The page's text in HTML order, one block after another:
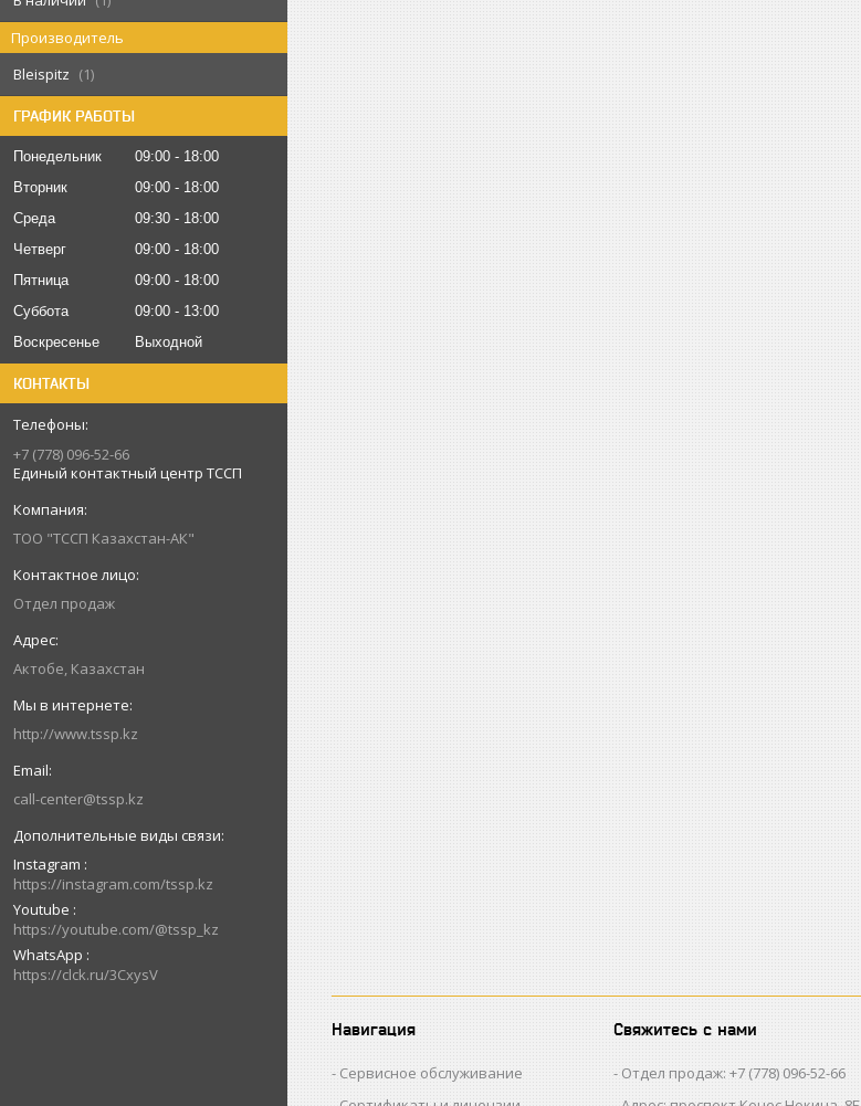
Производитель
Bleispitz
1
ГРАФИК РАБОТЫ
Понедельник 09:00
18:00
Вторник
09:00
18:00
Среда
09:30
18:00
Четверг
09:00
18:00
Пятница
09:00
18:00
Суббота
09:00
13:00
Воскресенье
Выходной
КОНТАКТЫ
+7 (778) 096-52-66
Единый контактный центр ТССП
ТОО "ТССП Казахстан-АК"
Отдел продаж
Актобе, Казахстан
http://www.tssp.kz
call-center@tssp.kz
Instagram
https://instagram.com/tssp.kz
Youtube
https://youtube.com/@tssp_kz
WhatsApp
https://clck.ru/3CxysV
Навигация
Сервисное обслуживание
Свяжитесь с нами
Отдел продаж: +7 (778) 096-52-66